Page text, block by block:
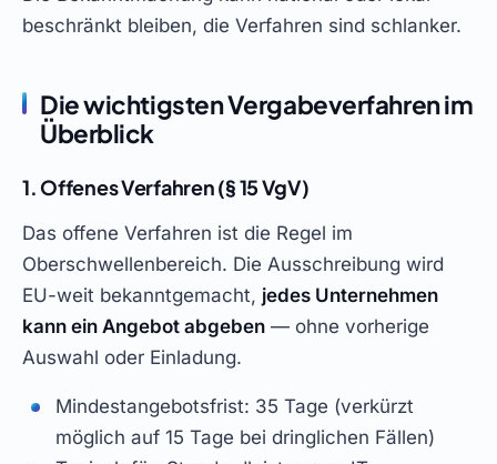
beschränkt bleiben, die Verfahren sind schlanker.
Die wichtigsten Vergabeverfahren im
Überblick
1. Offenes Verfahren (§ 15 VgV)
Das offene Verfahren ist die Regel im
Oberschwellenbereich. Die Ausschreibung wird
EU-weit bekanntgemacht, jedes Unternehmen
kann ein Angebot abgeben — ohne vorherige
Auswahl oder Einladung.
Mindestangebotsfrist: 35 Tage (verkürzt
möglich auf 15 Tage bei dringlichen Fällen)